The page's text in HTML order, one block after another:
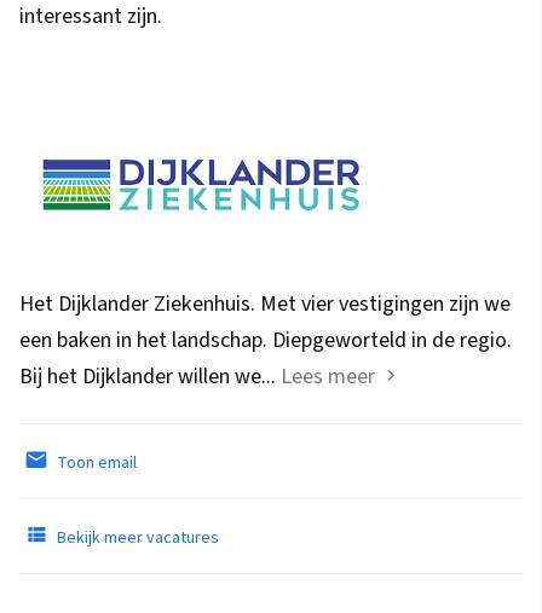
interessant zijn.
Het Dijklander Ziekenhuis. Met vier vestigingen zijn we
een baken in het landschap. Diepgeworteld in de regio.
Bij het Dijklander willen we... Lees meer
Toon email
Bekijk meer vacatures